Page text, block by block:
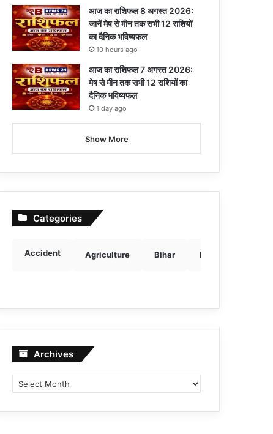
आज का राशिफल 8 अगस्त 2026:
जानें मेष से मीन तक सभी 12 राशियों
का दैनिक भविष्यफल
10 hours ago
आज का राशिफल 7 अगस्त 2026:
मेष से मीन तक सभी 12 राशियों का
दैनिक भविष्यफल
1 day ago
Show More
Categories
Accident Agriculture Bihar Breaking news
Archives Archives